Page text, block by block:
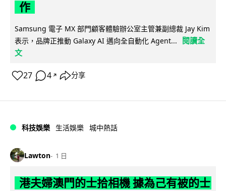
作
Samsung 電子 MX 部門顧客體驗辦公室主管兼副總裁 Jay Kim
表示，品牌正推動 Galaxy AI 邁向全自動化 Agent...
閱讀全
文
27 4 ↗ 分享
科技娛樂 生活娛樂 城中熱話
Lawton 1 日
港夫婦澳門的士拾相機 據為己有被的士